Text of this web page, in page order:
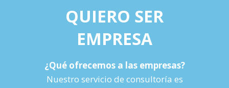
QUIERO SER
EMPRESA
¿Qué ofrecemos a las empresas?
Nuestro servicio de consultoría es